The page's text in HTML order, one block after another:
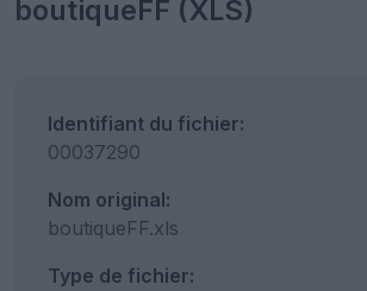
boutiqueFF (XLS)
Identifiant du fichier:
00037290
Nom original:
boutiqueFF.xls
Type de fichier: